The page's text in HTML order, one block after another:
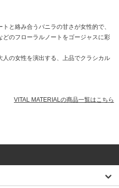
と絡み合うバニラの甘さが女性的で、
どのフローラルノートをゴージャスに彩
の女性を演出する、上品でクラシカル
VITAL MATERIALの商品一覧はこちら